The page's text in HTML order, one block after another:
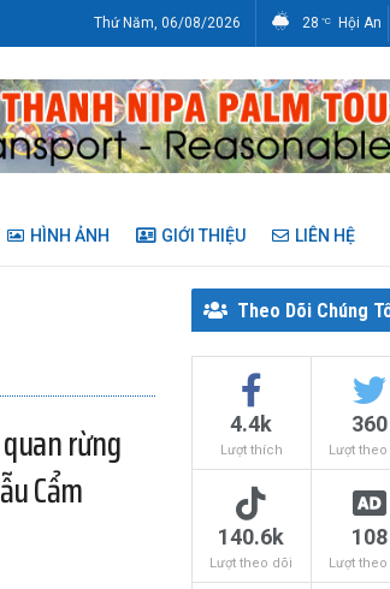
Thứ Năm, 06/08/2026 28 °C Hội An
HÌNH ẢNH GIỚI THIỆU LIÊN HỆ
rừng
Cẩm
Theo Dõi Chúng
4.4k
Lượt thích
360
Lượt
140.6k
Lượt theo dõi
108
Lượt